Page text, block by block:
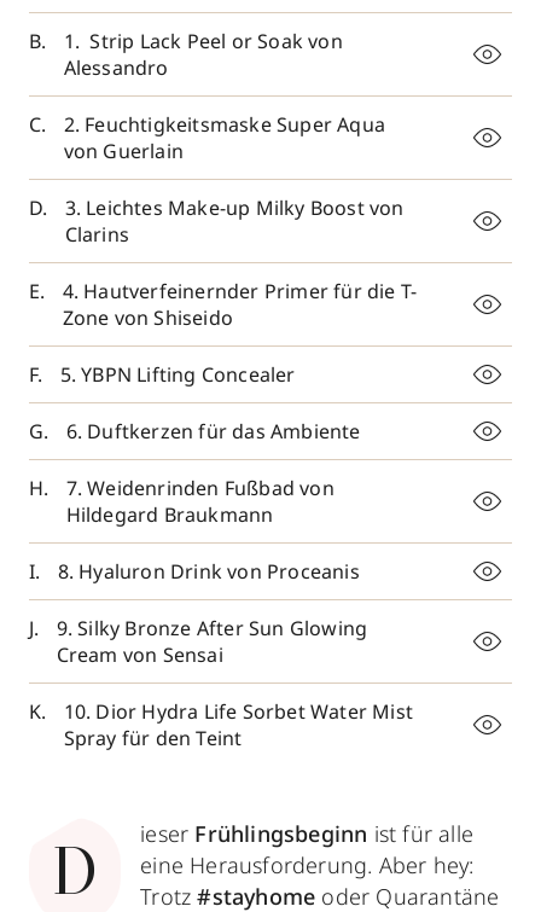
1. Strip Lack Peel or Soak von
Alessandro
2. Feuchtigkeitsmaske Super Aqua
von Guerlain
3. Leichtes Make-up Milky Boost von
Clarins
4. Hautverfeinernder Primer für die T-
Zone von Shiseido
5. YBPN Lifting Concealer
6. Duftkerzen für das Ambiente
7. Weidenrinden Fußbad von
Hildegard Braukmann
8. Hyaluron Drink von Proceanis
9. Silky Bronze After Sun Glowing
Cream von Sensai
10. Dior Hydra Life Sorbet Water Mist
Spray für den Teint
D
ieser Frühlingsbeginn ist für alle
eine Herausforderung. Aber hey:
Trotz#stayhome oder Quarantäne